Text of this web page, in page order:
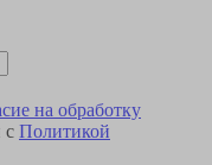
на обработку
с Политикой